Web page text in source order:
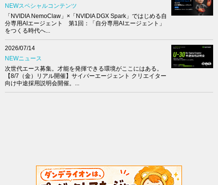
NEWスペシャルコンテンツ
「NVIDIA NemoClaw」×「NVIDIA DGX Spark」ではじめる自
分専用AIエージェント 第1回：「自分専用AIエージェント」
をつくる時代へ...
2026/07/14
NEWニュース
次世代エース募集。才能を発揮できる環境がここにはある。
【8/7（金）リアル開催】サイバーエージェント クリエイター
向け中途採用説明会開催。...